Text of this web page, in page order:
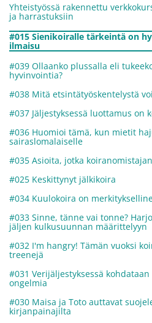
Yhteistyössä rakennettu
ja harrastuksiin
#015 Sienikoiralle tärkeintä on
ilmaisu
#039 Ollaanko plussalla eli
hyvinvointia?
#038 Mitä etsintätyöskentelystä
#037 Jäljestyksessä luottamus on
#036 Huomioi tämä, kun mietit
sairaslomalaiselle
#035 Asioita, jotka
#025 Keskittynyt jälkikoira
#034 Kuulokoira on
#033 Sinne, tänne vai tonne?
jäljen kulkusuunnan määrittelyyn
#032 I'm hangry! Tämän vuoksi
treenejä
#031 Verijäljestyksessä
ongelmia
#030 Maisa ja Toto auttavat
kirjanpainajilta